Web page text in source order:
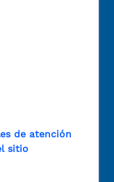
de atención
sitio